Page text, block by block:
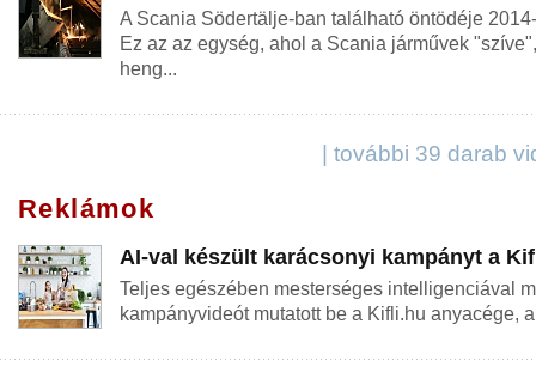
A Scania Södertälje-ban található öntödéje
Ez az az egység, ahol a Scania járművek
heng...
| további 39 darab
Reklámok
AI-val készült karácsonyi kampányt a
Teljes egészében mesterséges intelligenciával
kampányvideót mutatott be a Kifli.hu anyacége,